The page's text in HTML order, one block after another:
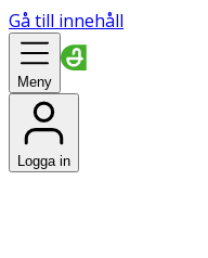
Gå till innehåll
Meny
Logga in